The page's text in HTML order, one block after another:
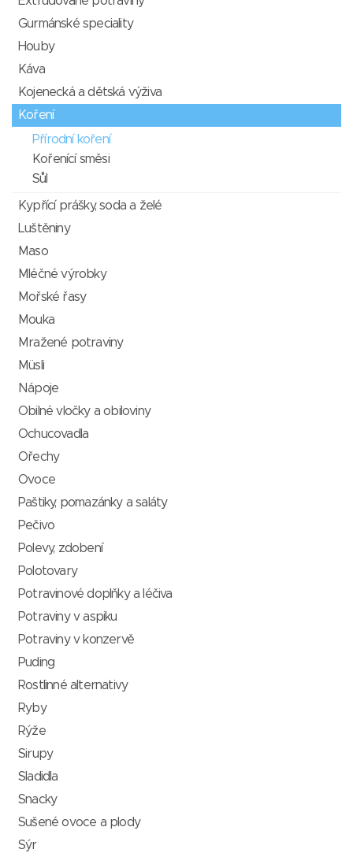
Gurmánské speciality
Houby
Káva
Kojenecká a dětská výživa
Koření
Přírodní koření
Kořenící směsi
Sůl
Kypřící prášky, soda a želé
Luštěniny
Maso
Mléčné výrobky
Mořské řasy
Mouka
Mražené potraviny
Müsli
Nápoje
Obilné vločky a obiloviny
Ochucovadla
Ořechy
Ovoce
Paštiky, pomazánky a saláty
Pečivo
Polevy, zdobení
Polotovary
Potravinové doplňky a léčiva
Potraviny v aspiku
Potraviny v konzervě
Puding
Rostlinné alternativy
Ryby
Rýže
Sirupy
Sladidla
Snacky
Sušené ovoce a plody
Sýr